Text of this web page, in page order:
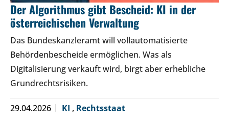
Der Algorithmus gibt Bescheid: KI in der
österreichischen Verwaltung
Das Bundeskanzleramt will vollautomatisierte
Behördenbescheide ermöglichen. Was als
Digitalisierung verkauft wird, birgt aber erhebliche
Grundrechtsrisiken.
29.04.2026 KI , Rechtsstaat